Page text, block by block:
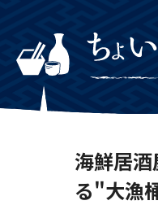
海鮮居
る"大漁